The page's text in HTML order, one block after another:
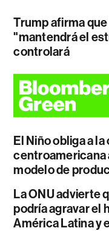
Trump afirma que
"mantendrá el
controlará
El Niño obliga a
centroamericana
modelo de
La ONU advierte
podría agravar el
América Latina y